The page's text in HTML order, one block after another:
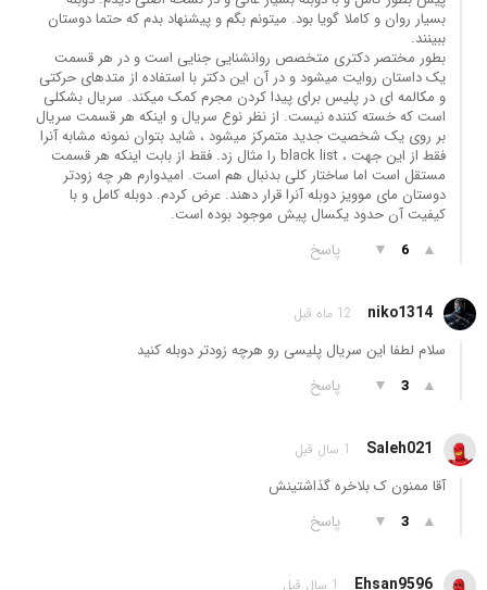
بسیار روان و کاملا گویا بود. میتونم بگم و پیشنهاد بدم که حتما دوستان
ببینند.
بطور مختصر دکتری متخصص روانشنایی جنایی است و در هر قسمت
یک داستان روایت میشود و در آن این دکتر با استفاده از متدهای حرکتی
و مکالمه ای در پلیس برای پیدا کردن مجرم کمک میکند. سریال بشکلی
است که خسته کننده نیست. از نظر نوع سریال و اینکه هر قسمت سریال
بر روی یک شخصیت جدید متمرکز میشود ، شاید بتوان نمونه مشابه آنرا
فقط از این جهت ، black list را مثال زد. فقط از بابت اینکه هر قسمت
مستقل است اما ساختار کلی بدنبال هم است. امیدوارم هر چه زودتر
دوستان مای موویز دوبله آنرا قرار دهند. عرض کردم. دوبله کامل و با
کیفیت آن حدود یکسال پیش موجود بوده است.
▲
6
▼ پاسخ
niko1314 12 ماه قبل
سلام لطفا این سریال پلیسی رو هرچه زودتر دوبله کنید
▲
3
▼ پاسخ
Saleh021 1 سال قبل
آقا ممنون ک بلاخره گذاشتینش
▲
3
▼ پاسخ
Ehsan9596 1 سال قبل